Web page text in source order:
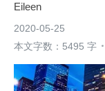
Eileen
2020-05-25
本文字数：5495 字